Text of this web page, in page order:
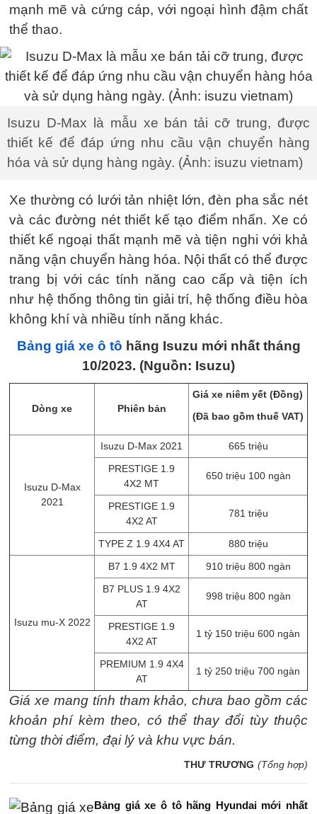
mạnh mẽ và cứng cáp, với ngoại hình đậm chất
thể thao.
Isuzu D-Max là mẫu xe bán tải cỡ trung, được
thiết kế để đáp ứng nhu cầu vận chuyển hàng
hóa và sử dụng hàng ngày. (Ảnh: isuzu vietnam)
Xe thường có lưới tản nhiệt lớn, đèn pha sắc nét
và các đường nét thiết kế tạo điểm nhấn. Xe có
thiết kế ngoại thất mạnh mẽ và tiện nghi với khả
năng vận chuyển hàng hóa. Nội thất có thể được
trang bị với các tính năng cao cấp và tiện ích
như hệ thống thông tin giải trí, hệ thống điều hòa
không khí và nhiều tính năng khác.
Bảng giá xe ô tô hãng Isuzu mới nhất tháng
10/2023. (Nguồn: Isuzu)
Dòng xe Phiên bản
Giá xe niêm yết (Đồng)
(Đã bao gồm thuế VAT)
Isuzu D-Max
2021
Isuzu D-Max 2021
665 triệu
PRESTIGE 1.9
4X2 MT
650 triệu 100 ngàn
PRESTIGE 1.9
4X2 AT
781 triệu
TYPE Z 1.9 4X4 AT 880 triệu
Isuzu mu-X 2022
B7 1.9 4X2 MT
910 triệu 800 ngàn
B7 PLUS 1.9 4X2
AT
998 triệu 800 ngàn
PRESTIGE 1.9
4X2 AT
1 tỷ 150 triệu 600 ngàn
PREMIUM 1.9 4X4
AT
1 tỷ 250 triệu 700 ngàn
Giá xe mang tính tham khảo, chưa bao gồm các
khoản phí kèm theo, có thể thay đổi tùy thuộc
từng thời điểm, đại lý và khu vực bán.
THƯ TRƯƠNG (Tổng hợp)
Bảng giá xe ô tô hãng Hyundai mới nhất